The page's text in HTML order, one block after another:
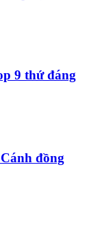
9 thứ đáng
đồng